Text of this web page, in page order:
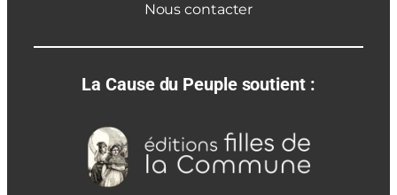
Nous contacter
La Cause du Peuple soutient :